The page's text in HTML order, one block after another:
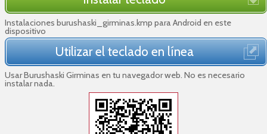
Instalaciones burushaski_girminas.kmp para Android en este
dispositivo
Utilizar el teclado en línea
Usar Burushaski Girminas en tu navegador web. No es necesario
instalar nada.